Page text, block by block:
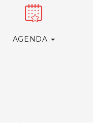
AGENDA